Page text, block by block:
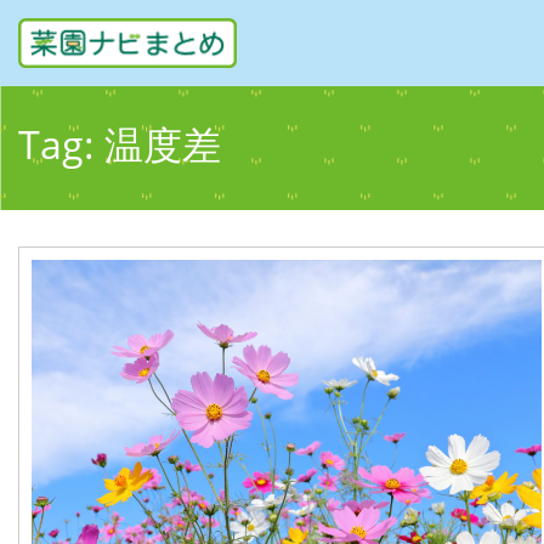
Tag: 温度差